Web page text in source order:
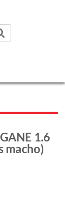
1.6
macho)